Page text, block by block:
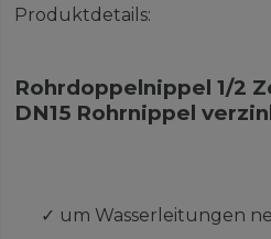
Produktdetails:
Rohrdoppelnippel 1/2
DN15 Rohrnippel
✓ um Wasserleitungen